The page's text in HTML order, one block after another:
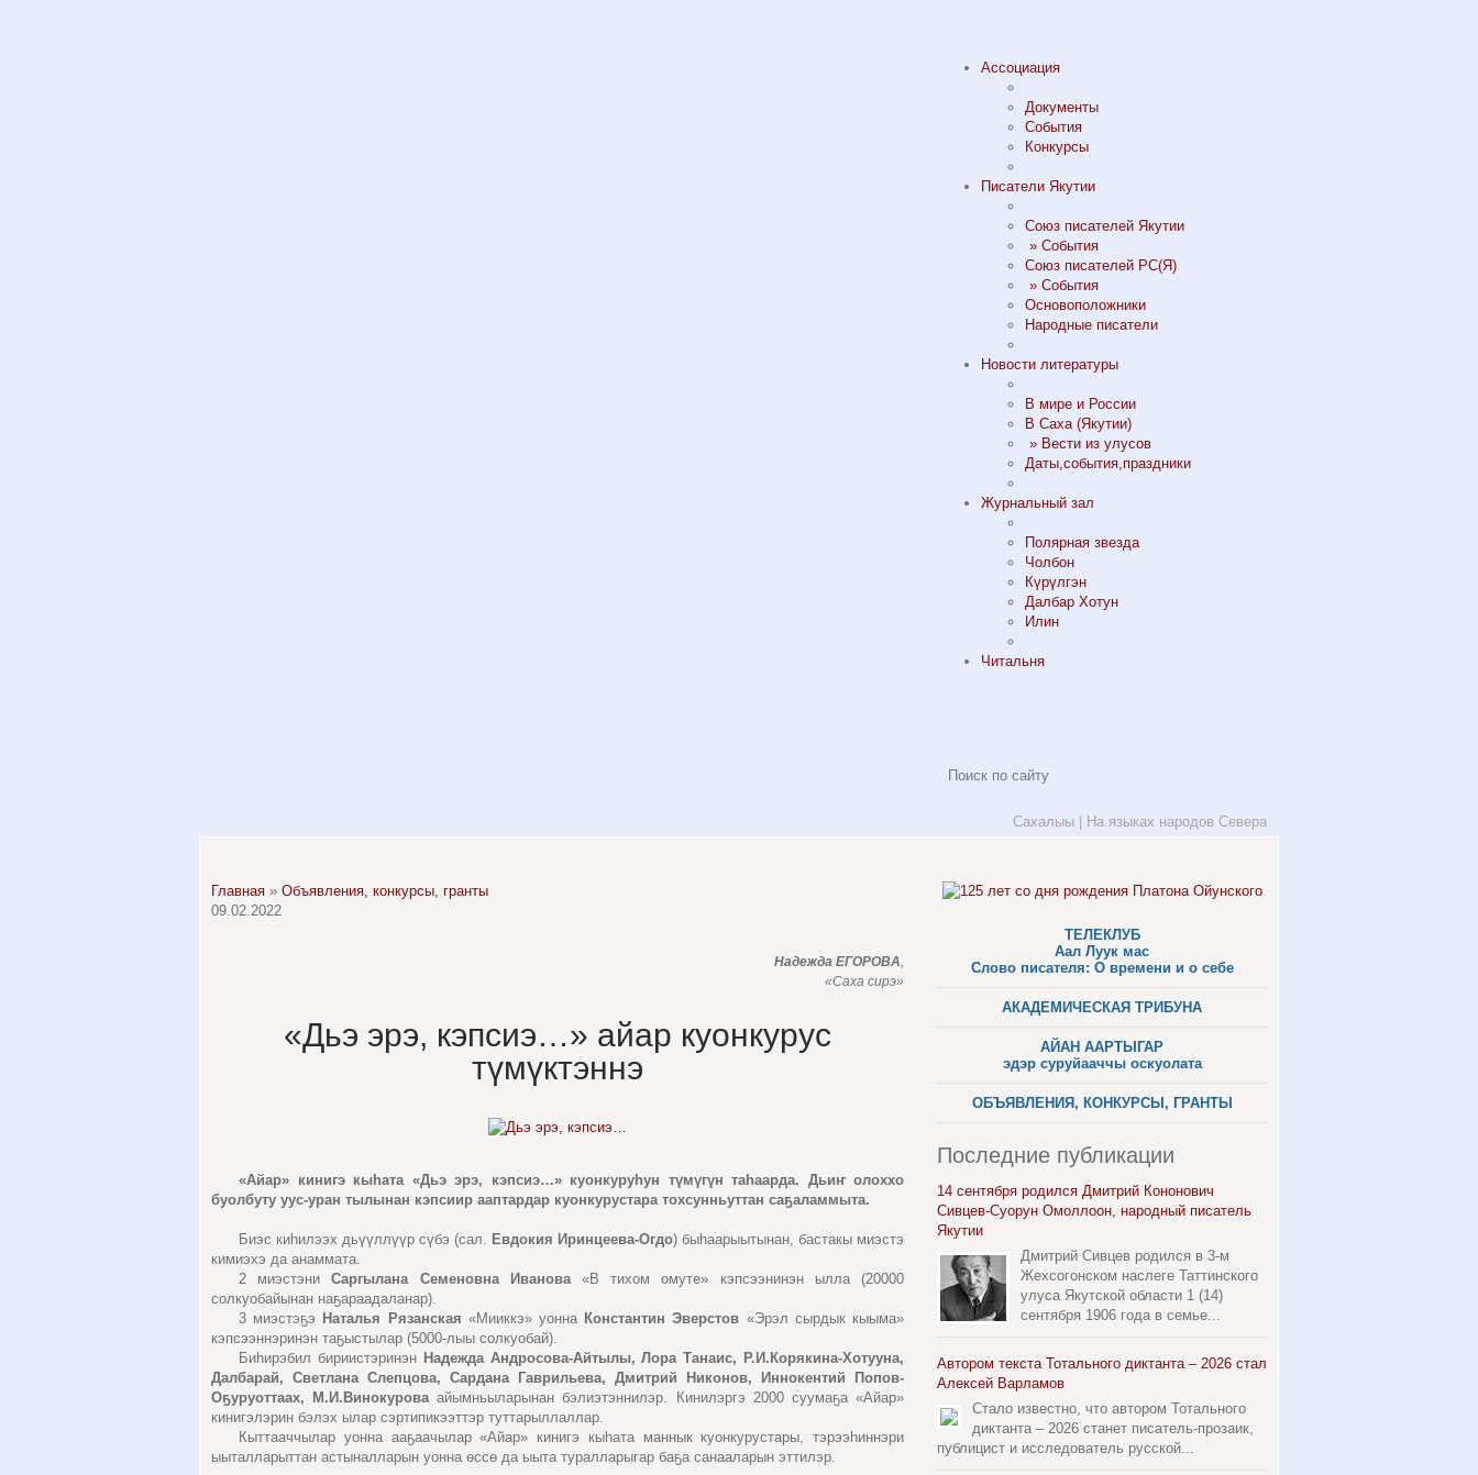
Ассоциация
Документы
События
Конкурсы
Писатели Якутии
Союз писателей Якутии
» События
Союз писателей РС(Я)
» События
Основоположники
Народные писатели
Новости литературы
В мире и России
В Саха (Якутии)
» Вести из улусов
Даты,события,праздники
Журнальный зал
Полярная звезда
Чолбон
Күрүлгэн
Далбар Хотун
Илин
Читальня
Сахалыы На языках народов Севера
Главная » Объявления, конкурсы, гранты
09.02.2022
Надежда ЕГОРОВА,
«Саха сирэ»
«Дьэ эрэ, кэпсиэ…» айар куонкурус
түмүктэннэ
«Айар» кинигэ кыһата «Дьэ эрэ, кэпсиэ…» куонкуруһун түмүгүн таһаарда. Дьиҥ олоххо
буолбуту уус-уран тылынан кэпсиир ааптардар куонкурустара тохсунньуттан саҕаламмыта.
Биэс киһилээх дьүүллүүр сүбэ (сал. Евдокия Иринцеева-Огдо) быһаарыытынан, бастакы миэстэ
кимиэхэ да анаммата.
2 миэстэниСаргылана Семеновна Иванова«В тихом омуте» кэпсээнинэн ылла (20000
солкуобайынан наҕараадаланар).
3 миэстэҕэ Наталья Рязанская «Мииккэ» уонна Константин Эверстов «Эрэл сырдык кыыма»
кэпсээннэринэн таҕыстылар (5000-лыы солкуобай).
Биһирэбил бириистэринэн Надежда Андросова-Айтылы, Лора Танаис, Р.И.Корякина-Хотууна,
Далбарай, Светлана Слепцова, Сардана Гаврильева, Дмитрий Никонов, Иннокентий Попов-
Оҕуруоттаах, М.И.Винокуроваайымньыларынан бэлиэтэннилэр. Кинилэргэ 2000 суумаҕа «Айар»
кинигэлэрин бэлэх ылар сэртипикээттэр туттарыллаллар.
Кыттааччылар уонна ааҕаачылар «Айар» кинигэ кыһата маннык куонкурустары, тэрээһиннэри
ыыталларыттан астыналларын уонна өссө да ыыта туралларыгар баҕа санааларын эттилэр.
ТЕЛЕКЛУБ
Аал Луук мас
Слово писателя: О времени и о себе
АКАДЕМИЧЕСКАЯ ТРИБУНА
АЙАН ААРТЫГАР
эдэр суруйааччы оскуолата
ОБЪЯВЛЕНИЯ, КОНКУРСЫ, ГРАНТЫ
Последние публикации
14 сентября родился Дмитрий Кононович
Сивцев-Суорун Омоллоон, народный писатель
Якутии
Дмитрий Сивцев родился в 3-м
Жехсогонском наслеге Таттинского
улуса Якутской области 1 (14)
сентября 1906 года в семье...
Автором текста Тотального диктанта – 2026 стал
Алексей Варламов
Стало известно, что автором Тотального
диктанта – 2026 станет писатель-прозаик,
публицист и исследователь русской...